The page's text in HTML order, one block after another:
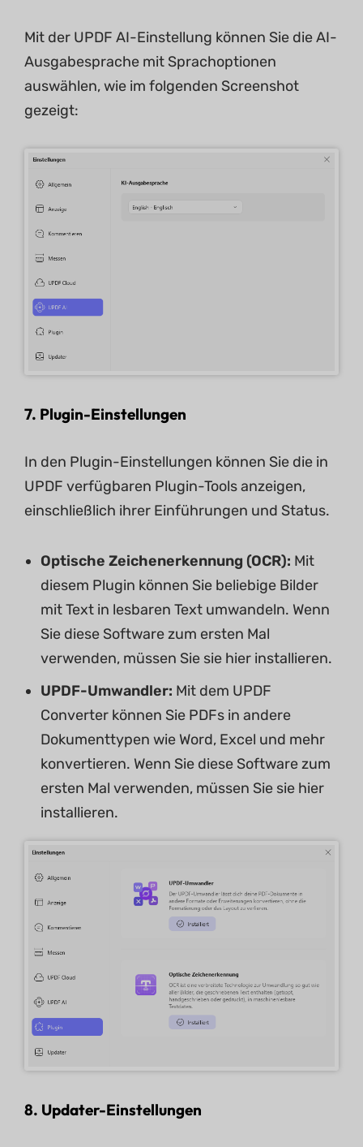
Mit der UPDF AI-Einstellung können Sie die AI-
Ausgabesprache mit Sprachoptionen
auswählen, wie im folgenden Screenshot
gezeigt:
7. Plugin-Einstellungen
In den Plugin-Einstellungen können Sie die in
UPDF verfügbaren Plugin-Tools anzeigen,
einschließlich ihrer Einführungen und Status.
Optische Zeichenerkennung (OCR): Mit
diesem Plugin können Sie beliebige Bilder
mit Text in lesbaren Text umwandeln. Wenn
Sie diese Software zum ersten Mal
verwenden, müssen Sie sie hier installieren.
UPDF-Umwandler: Mit dem UPDF
Converter können Sie PDFs in andere
Dokumenttypen wie Word, Excel und mehr
konvertieren. Wenn Sie diese Software zum
ersten Mal verwenden, müssen Sie sie hier
installieren.
8. Updater-Einstellungen